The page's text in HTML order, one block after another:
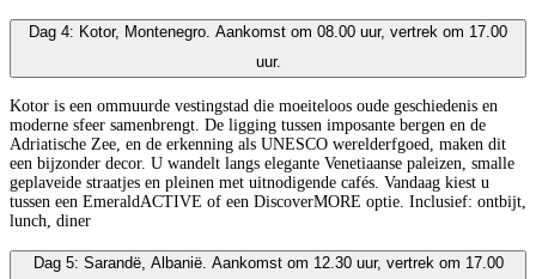
Dag 4: Kotor, Montenegro. Aankomst om 08.00 uur, vertrek om 17.00
uur.
Kotor is een ommuurde vestingstad die moeiteloos oude geschiedenis en
moderne sfeer samenbrengt. De ligging tussen imposante bergen en de
Adriatische Zee, en de erkenning als UNESCO werelderfgoed, maken dit
een bijzonder decor. U wandelt langs elegante Venetiaanse paleizen, smalle
geplaveide straatjes en pleinen met uitnodigende cafés. Vandaag kiest u
tussen een EmeraldACTIVE of een DiscoverMORE optie. Inclusief: ontbijt,
lunch, diner
Dag 5: Sarandë, Albanië. Aankomst om 12.30 uur, vertrek om 17.00